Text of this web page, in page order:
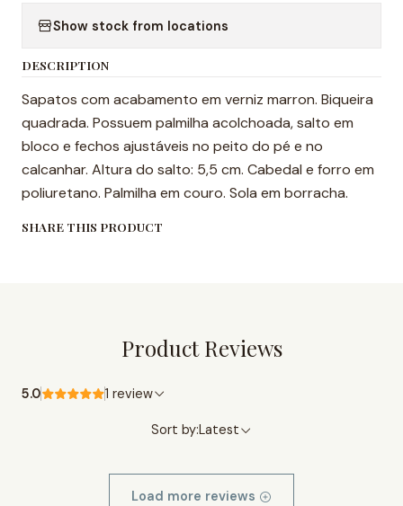
Show stock from locations
DESCRIPTION
Sapatos com acabamento em verniz marron. Biqueira
quadrada. Possuem palmilha acolchoada, salto em
bloco e fechos ajustáveis ​​no peito do pé e no
calcanhar. Altura do salto: 5,5 cm. Cabedal e forro em
poliuretano. Palmilha em couro. Sola em borracha.
SHARE THIS PRODUCT
Product Reviews
5.0 1 review
Sort by:Latest
Load more reviews